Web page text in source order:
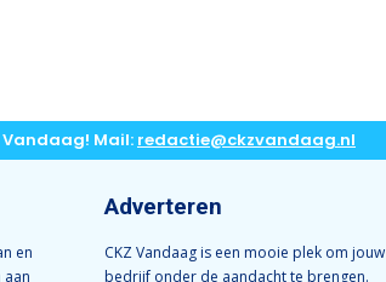
Vandaag! Mail: redactie@ckzvandaag.nl
en
aan
Adverteren
CKZ Vandaag is een mooie plek om jouw
bedrijf onder de aandacht te brengen.